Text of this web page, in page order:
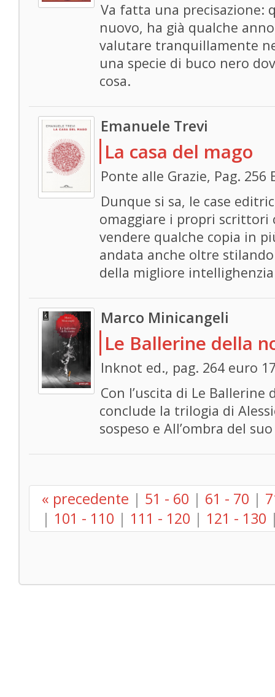
Va fatta una precisazione:
nuovo, ha già qualche
valutare tranquillamente
una specie di buco nero
cosa.
Emanuele Trevi
La casa del mago
Ponte alle Grazie, Pag. 256
Dunque si sa, le case
omaggiare i propri scrittori
vendere qualche copia in
andata anche oltre
della migliore
Marco Minicangeli
Le Ballerine della
Inknot ed., pag. 264 euro
Con l’uscita di Le
conclude la trilogia di
sospeso e All’ombra del
« precedente | 51 - 60 | 61 - 70 |
| 101 - 110 | 111 - 120 | 121 - 130